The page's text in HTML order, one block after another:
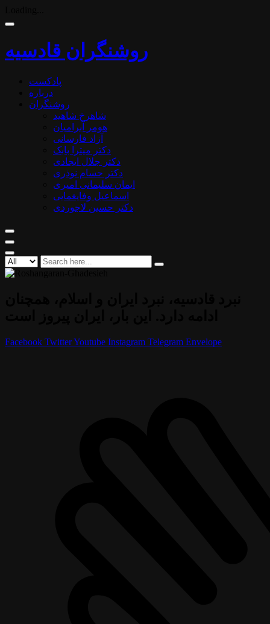
روشنگران قادسیه
پادکست
درباره
روشنگران
شاهرخ شاهید
هومر آبرامیان
آزاد فارسانی
دکتر میترا بابک
دکتر جلال ایجادی
دکتر حسام نوذری
ایمان سلیمانی امیری
اسماعیل وفایغمایی
دکتر حسین لاجوردی
Facebook TwitterYoutube Instagram Telegram Envelope